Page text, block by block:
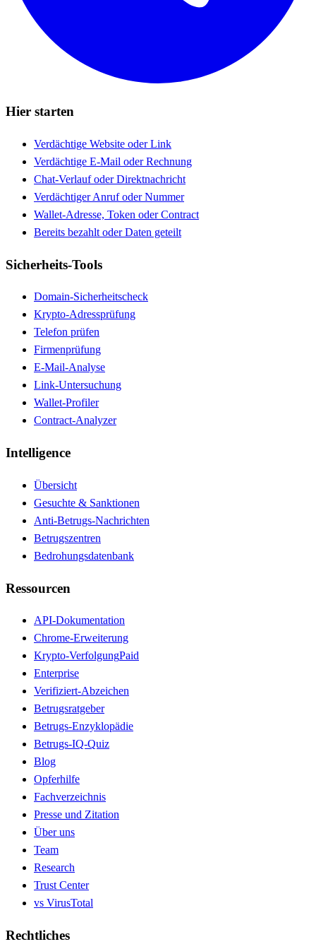
Hier starten
Verdächtige Website oder Link
Verdächtige E-Mail oder Rechnung
Chat-Verlauf oder Direktnachricht
Verdächtiger Anruf oder Nummer
Wallet-Adresse, Token oder Contract
Bereits bezahlt oder Daten geteilt
Sicherheits-Tools
Domain-Sicherheitscheck
Krypto-Adressprüfung
Telefon prüfen
Firmenprüfung
E-Mail-Analyse
Link-Untersuchung
Wallet-Profiler
Contract-Analyzer
Intelligence
Übersicht
Gesuchte & Sanktionen
Anti-Betrugs-Nachrichten
Betrugszentren
Bedrohungsdatenbank
Ressourcen
API-Dokumentation
Chrome-Erweiterung
Krypto-VerfolgungPaid
Enterprise
Verifiziert-Abzeichen
Betrugsratgeber
Betrugs-Enzyklopädie
Betrugs-IQ-Quiz
Blog
Opferhilfe
Fachverzeichnis
Presse und Zitation
Über uns
Team
Research
Trust Center
vs VirusTotal
Rechtliches